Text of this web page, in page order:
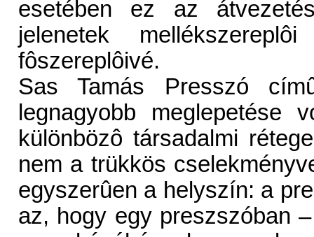
esetében ez az
jelenetek
fôszereplôivé.
Sas Tamás Presszó
legnagyobb meglepetése
különbözô társadalmi
nem a trükkös
egyszerûen a helyszín: a
az, hogy egy preszszóban